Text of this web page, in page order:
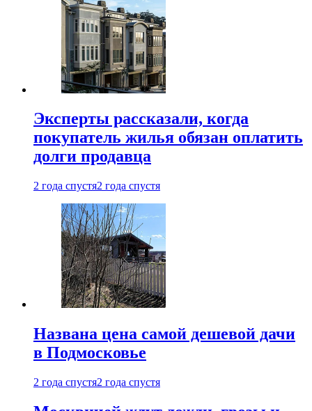
Эксперты рассказали, когда
покупатель жилья обязан оплатить
долги продавца
2 года спустя2 года спустя
Названа цена самой дешевой дачи
в Подмосковье
2 года спустя2 года спустя